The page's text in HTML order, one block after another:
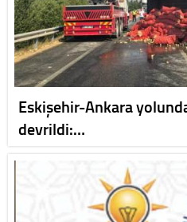
Eskişehir-Ankara
devrildi:…